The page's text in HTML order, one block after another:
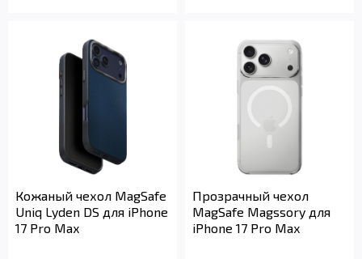
Кожаный чехол MagSafe
Uniq Lyden DS для iPhone
17 Pro Max
Прозрачный чехол
MagSafe Magssory для
iPhone 17 Pro Max